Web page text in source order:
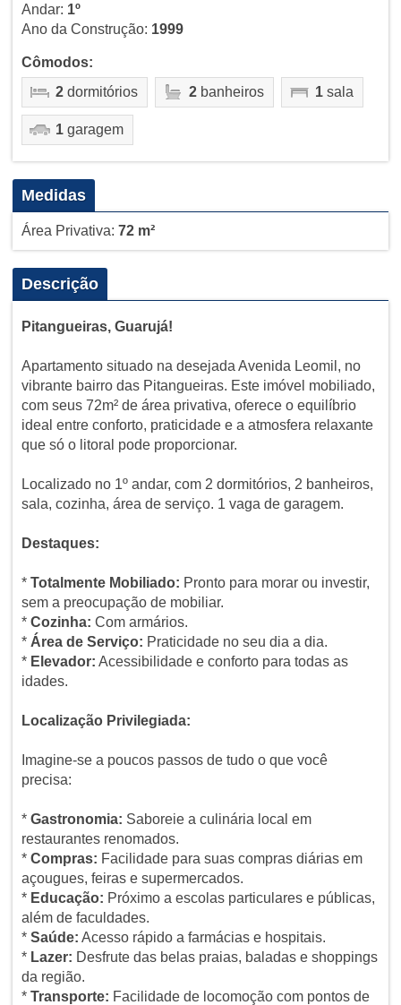
Andar: 1º
Ano da Construção: 1999
Cômodos:
2dormitórios 2banheiros 1sala
1garagem
Medidas
Área Privativa: 72 m²
Descrição
Pitangueiras, Guarujá!
Apartamento situado na desejada Avenida Leomil, no
vibrante bairro das Pitangueiras. Este imóvel mobiliado,
com seus 72m² de área privativa, oferece o equilíbrio
ideal entre conforto, praticidade e a atmosfera relaxante
que só o litoral pode proporcionar.
Localizado no 1º andar, com 2 dormitórios, 2 banheiros,
sala, cozinha, área de serviço. 1 vaga de garagem.
Destaques:
* Totalmente Mobiliado: Pronto para morar ou investir,
sem a preocupação de mobiliar.
* Cozinha: Com armários.
* Área de Serviço: Praticidade no seu dia a dia.
* Elevador: Acessibilidade e conforto para todas as
idades.
Localização Privilegiada:
Imagine-se a poucos passos de tudo o que você
precisa:
* Gastronomia: Saboreie a culinária local em
restaurantes renomados.
* Compras: Facilidade para suas compras diárias em
açougues, feiras e supermercados.
* Educação: Próximo a escolas particulares e públicas,
além de faculdades.
* Saúde: Acesso rápido a farmácias e hospitais.
* Lazer: Desfrute das belas praias, baladas e shoppings
da região.
* Transporte: Facilidade de locomoção com pontos de